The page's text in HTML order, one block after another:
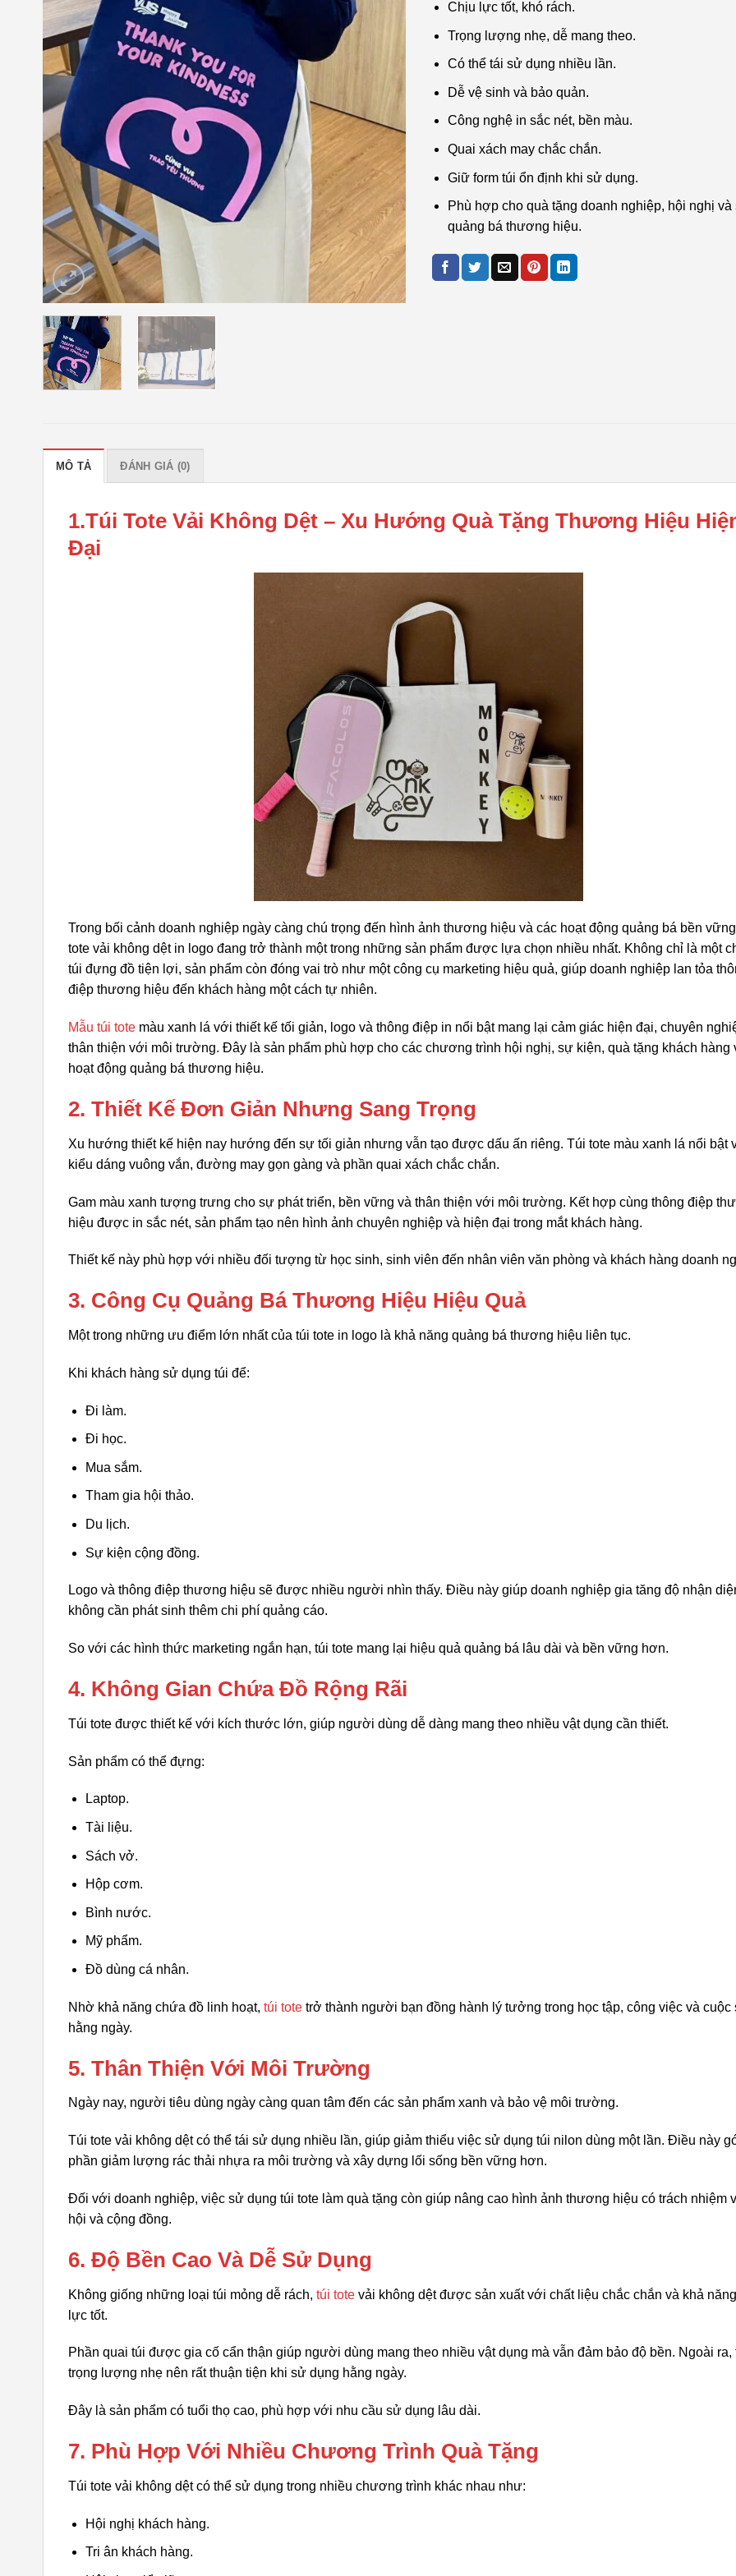
Chịu lực tốt, khó rách.
Trọng lượng nhẹ, dễ mang theo.
Có thể tái sử dụng nhiều lần.
Dễ vệ sinh và bảo quản.
Công nghệ in sắc nét, bền màu.
Quai xách may chắc chắn.
Giữ form túi ổn định khi sử dụng.
Phù hợp cho quà tặng doanh nghiệp, hội nghị và
quảng bá thương hiệu.
MÔ TẢ ĐÁNH GIÁ (0)
1.Túi Tote Vải Không Dệt – Xu Hướng Quà Tặng Thương Hiệu
Đại
Trong bối cảnh doanh nghiệp ngày càng chú trọng đến hình ảnh thương hiệu và các hoạt động quảng bá bền
tote vải không dệt in logo đang trở thành một trong những sản phẩm được lựa chọn nhiều nhất. Không chỉ là một
túi đựng đồ tiện lợi, sản phẩm còn đóng vai trò như một công cụ marketing hiệu quả, giúp doanh nghiệp lan tỏa
điệp thương hiệu đến khách hàng một cách tự nhiên.
Mẫu túi tote màu xanh lá với thiết kế tối giản, logo và thông điệp in nổi bật mang lại cảm giác hiện đại, chuyên
thân thiện với môi trường. Đây là sản phẩm phù hợp cho các chương trình hội nghị, sự kiện, quà tặng khách hàng
hoạt động quảng bá thương hiệu.
2. Thiết Kế Đơn Giản Nhưng Sang Trọng
Xu hướng thiết kế hiện nay hướng đến sự tối giản nhưng vẫn tạo được dấu ấn riêng. Túi tote màu xanh lá nổi bật
kiểu dáng vuông vắn, đường may gọn gàng và phần quai xách chắc chắn.
Gam màu xanh tượng trưng cho sự phát triển, bền vững và thân thiện với môi trường. Kết hợp cùng thông điệp
hiệu được in sắc nét, sản phẩm tạo nên hình ảnh chuyên nghiệp và hiện đại trong mắt khách hàng.
Thiết kế này phù hợp với nhiều đối tượng từ học sinh, sinh viên đến nhân viên văn phòng và khách hàng doanh
3. Công Cụ Quảng Bá Thương Hiệu Hiệu Quả
Một trong những ưu điểm lớn nhất của túi tote in logo là khả năng quảng bá thương hiệu liên tục.
Khi khách hàng sử dụng túi để:
Đi làm.
Đi học.
Mua sắm.
Tham gia hội thảo.
Du lịch.
Sự kiện cộng đồng.
Logo và thông điệp thương hiệu sẽ được nhiều người nhìn thấy. Điều này giúp doanh nghiệp gia tăng độ nhận
không cần phát sinh thêm chi phí quảng cáo.
So với các hình thức marketing ngắn hạn, túi tote mang lại hiệu quả quảng bá lâu dài và bền vững hơn.
4. Không Gian Chứa Đồ Rộng Rãi
Túi tote được thiết kế với kích thước lớn, giúp người dùng dễ dàng mang theo nhiều vật dụng cần thiết.
Sản phẩm có thể đựng:
Laptop.
Tài liệu.
Sách vở.
Hộp cơm.
Bình nước.
Mỹ phẩm.
Đồ dùng cá nhân.
Nhờ khả năng chứa đồ linh hoạt, túi tote trở thành người bạn đồng hành lý tưởng trong học tập, công việc và cuộc
hằng ngày.
5. Thân Thiện Với Môi Trường
Ngày nay, người tiêu dùng ngày càng quan tâm đến các sản phẩm xanh và bảo vệ môi trường.
Túi tote vải không dệt có thể tái sử dụng nhiều lần, giúp giảm thiểu việc sử dụng túi nilon dùng một lần. Điều này
phần giảm lượng rác thải nhựa ra môi trường và xây dựng lối sống bền vững hơn.
Đối với doanh nghiệp, việc sử dụng túi tote làm quà tặng còn giúp nâng cao hình ảnh thương hiệu có trách nhiệm
hội và cộng đồng.
6. Độ Bền Cao Và Dễ Sử Dụng
Không giống những loại túi mỏng dễ rách, túi tote vải không dệt được sản xuất với chất liệu chắc chắn và khả
lực tốt.
Phần quai túi được gia cố cẩn thận giúp người dùng mang theo nhiều vật dụng mà vẫn đảm bảo độ bền. Ngoài ra,
trọng lượng nhẹ nên rất thuận tiện khi sử dụng hằng ngày.
Đây là sản phẩm có tuổi thọ cao, phù hợp với nhu cầu sử dụng lâu dài.
7. Phù Hợp Với Nhiều Chương Trình Quà Tặng
Túi tote vải không dệt có thể sử dụng trong nhiều chương trình khác nhau như:
Hội nghị khách hàng.
Tri ân khách hàng.